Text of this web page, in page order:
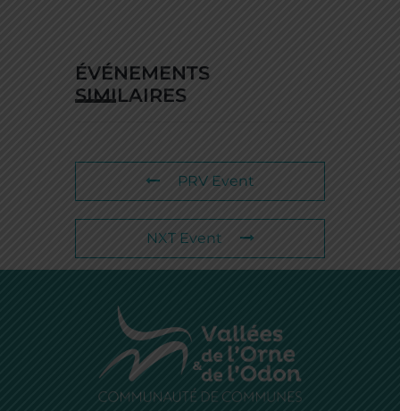
ÉVÉNEMENTS
SIMILAIRES
PRV Event
NXT Event